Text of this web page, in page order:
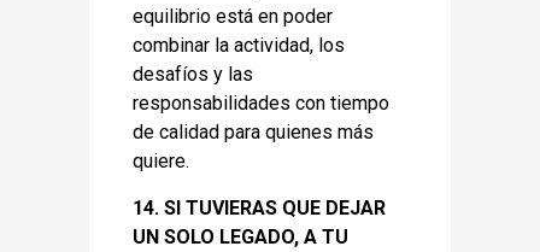
equilibrio está en poder
combinar la actividad, los
desafíos y las
responsabilidades con tiempo
de calidad para quienes más
quiere.
14. SI TUVIERAS QUE DEJAR
UN SOLO LEGADO, A TU